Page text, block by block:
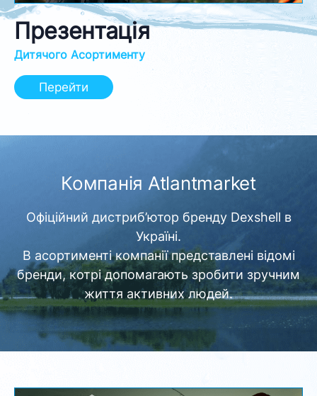
Презентація
Дитячого Асортименту
Перейти
Компанія Atlantmarket
Офіційний дистриб’ютор бренду Dexshell в
Україні.
В асортименті компанії представлені відомі
бренди, котрі допомагають зробити зручним
життя активних людей.